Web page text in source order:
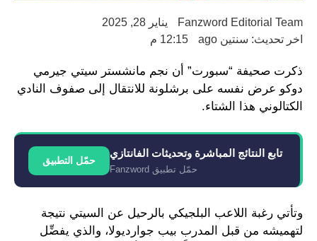
Fanzword Editorial Team
يناير 28, 2025
اخر تحديث: سنتين ago
12:15 م
ذكرت صحيفة “سبورت” أن نجم مانشستر سيتي جيرمي
دوكو عرض نفسه على برشلونة للانتقال إلى صفوف النادي
الكتالوني هذا الشتاء.
تابع النتائج المباشرة وتحديثات الفانتازي
حمّل تطبيق Fanzword
حمّل التطبيق
وتأتي رغبة اللاعب البلجيكي بالرحيل عن السيتي نتيجة
لتهميشه من قبل المدرب بيب جوارديولا، والذي يفضِّل